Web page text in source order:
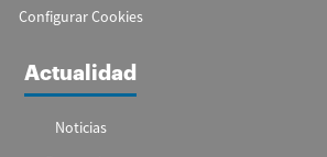
Configurar Cookies
Actualidad
Noticias